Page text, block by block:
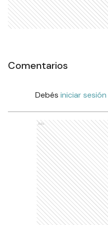
Comentarios
Debés iniciar sesión
Ads